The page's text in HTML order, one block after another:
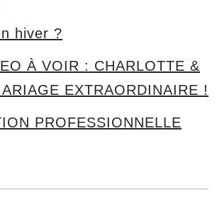
hiver ?
À VOIR : CHARLOTTE &
EXTRAORDINAIRE !
PROFESSIONNELLE